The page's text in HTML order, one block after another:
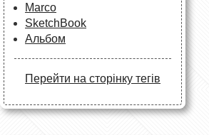
Marco
SketchBook
Альбом
Перейти на сторінку тегів